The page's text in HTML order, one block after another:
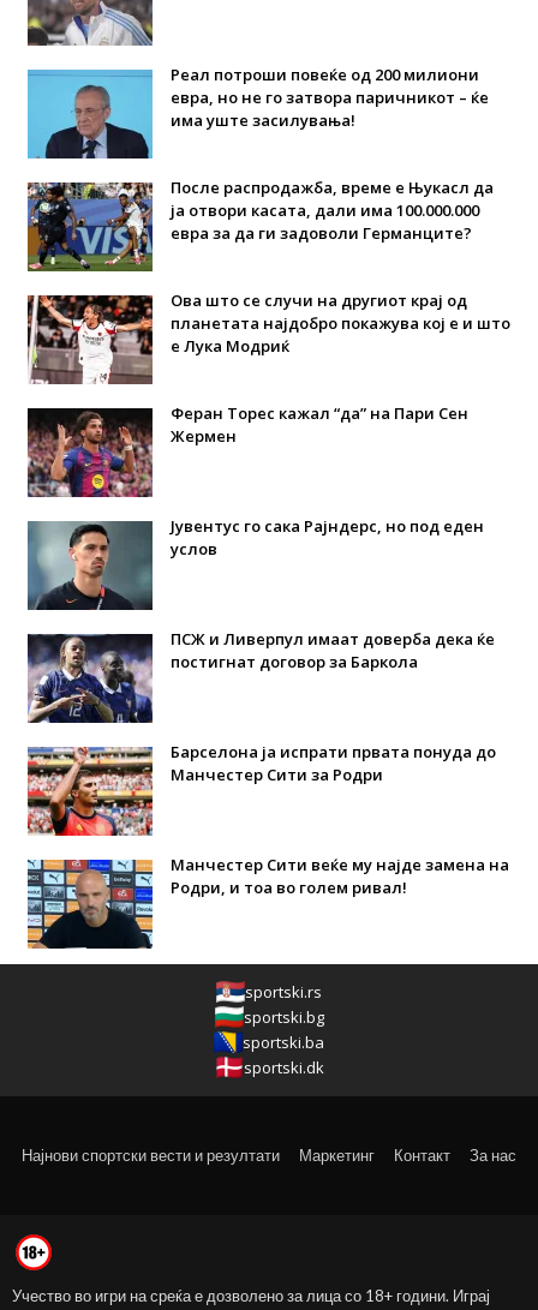
Реал потроши повеќе од 200 милиони
евра, но не го затвора паричникот – ќе
има уште засилувања!
После распродажба, време е Њукасл да
ја отвори касата, дали има 100.000.000
евра за да ги задоволи Германците?
Ова што се случи на другиот крај од
планетата најдобро покажува кој е и што
е Лука Модриќ
Феран Торес кажал “да” на Пари Сен
Жермен
Јувентус го сака Рајндерс, но под еден
услов
ПСЖ и Ливерпул имаат доверба дека ќе
постигнат договор за Баркола
Барселона ја испрати првата понуда до
Манчестер Сити за Родри
Манчестер Сити веќе му најде замена на
Родри, и тоа во голем ривал!
sportski.rs
sportski.bg
sportski.ba
sportski.dk
Најнови спортски вести и резултати Маркетинг Контакт За нас
Учество во игри на среќа е дозволено за лица со 18+ години. Играј